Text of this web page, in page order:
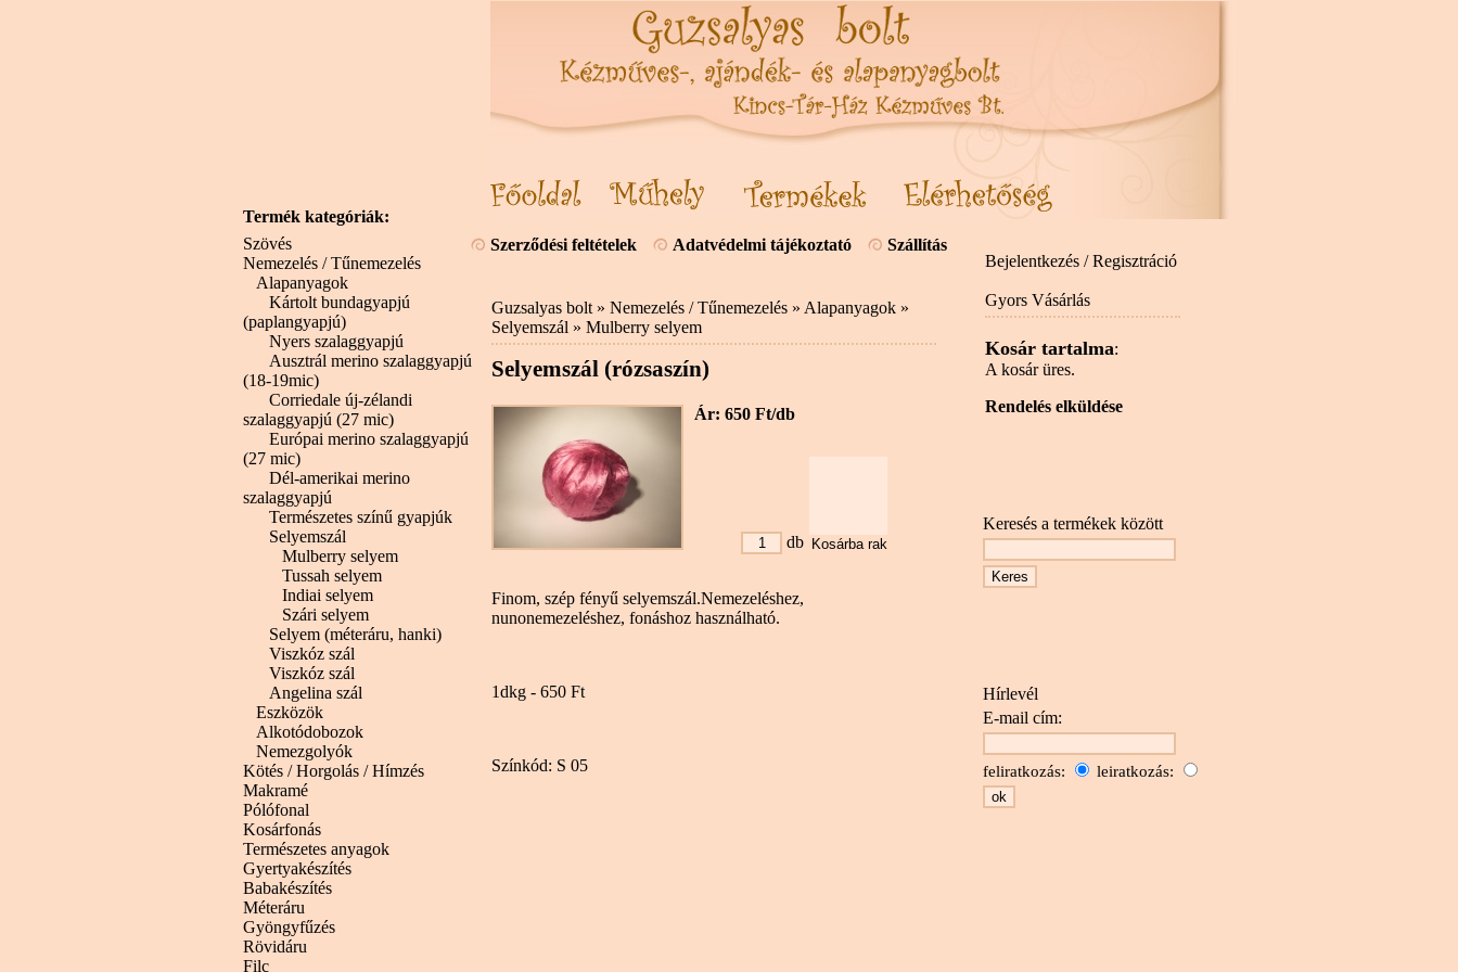
Szerződési feltételek Adatvédelmi tájékoztató Szállítás
Guzsalyas bolt » Nemezelés / Tűnemezelés » Alapanyagok »
Selyemszál » Mulberry selyem
Selyemszál (rózsaszín)
Ár: 650 Ft/db
db
Finom, szép fényű selyemszál.Nemezeléshez,
nunonemezeléshez, fonáshoz használható.
1dkg - 650 Ft
Színkód: S 05
Bejelentkezés / Regisztráció
Gyors Vásárlás
Kosár tartalma:
A kosár üres.
Rendelés elküldése
Keresés a termékek között
Hírlevél
E-mail cím:
feliratkozás: leiratkozás:
Termék kategóriák:
Szövés
Nemezelés / Tűnemezelés
Alapanyagok
Kártolt bundagyapjú
(paplangyapjú)
Nyers szalaggyapjú
Ausztrál merino szalaggyapjú
(18-19mic)
Corriedale új-zélandi
szalaggyapjú (27 mic)
Európai merino szalaggyapjú
(27 mic)
Dél-amerikai merino
szalaggyapjú
Természetes színű gyapjúk
Selyemszál
Mulberry selyem
Tussah selyem
Indiai selyem
Szári selyem
Selyem (méteráru, hanki)
Viszkóz szál
Viszkóz szál
Angelina szál
Eszközök
Alkotódobozok
Nemezgolyók
Kötés / Horgolás / Hímzés
Makramé
Pólófonal
Kosárfonás
Természetes anyagok
Gyertyakészítés
Babakészítés
Méteráru
Gyöngyfűzés
Rövidáru
Filc